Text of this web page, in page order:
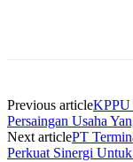
Previous articleKPPU
Persaingan Usaha
Next articlePT
Perkuat Sinergi